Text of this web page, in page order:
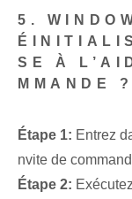
5.
SE À
MMANDE ?
Étape 1: Entrez
nvite de
Étape 2: